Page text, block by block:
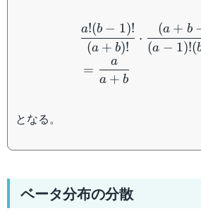
(a + b)!
a!(b − 1)!
⋅
(a − 1)!(
(a + b
=
a + b
a
となる。
ベータ分布の分散